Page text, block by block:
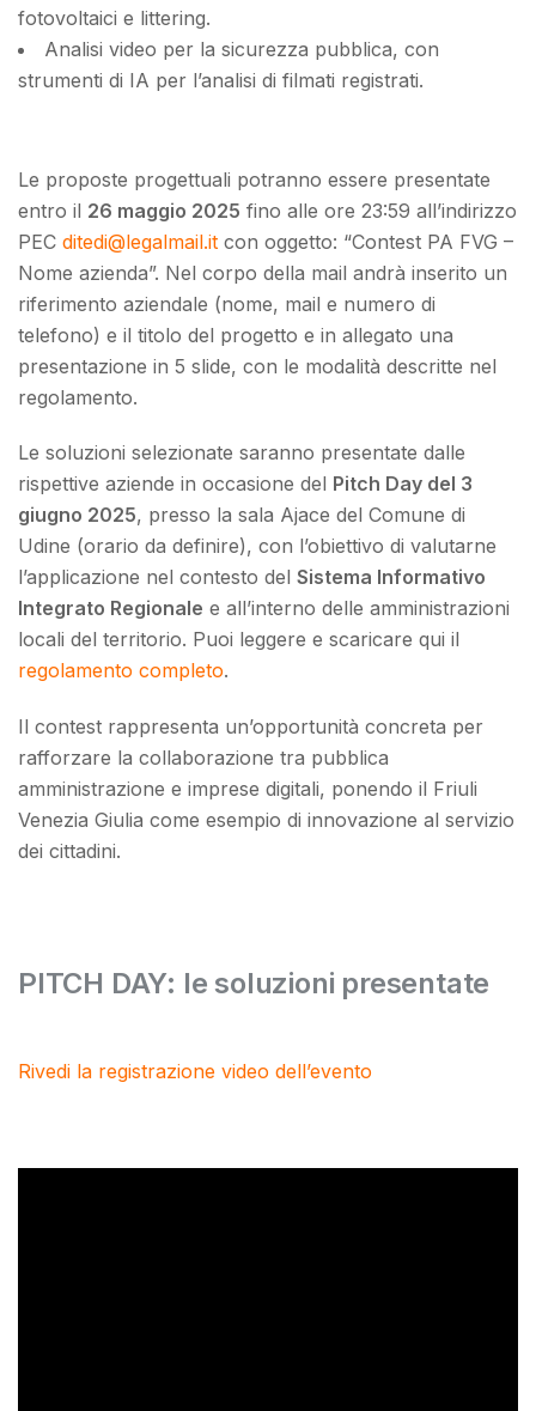
fotovoltaici e littering.
Analisi video per la sicurezza pubblica, con
strumenti di IA per l’analisi di filmati registrati.
Le proposte progettuali potranno essere presentate
entro il 26 maggio 2025 fino alle ore 23:59 all’indirizzo
PEC ditedi@legalmail.it con oggetto: “Contest PA FVG –
Nome azienda”. Nel corpo della mail andrà inserito un
riferimento aziendale (nome, mail e numero di
telefono) e il titolo del progetto e in allegato una
presentazione in 5 slide, con le modalità descritte nel
regolamento.
Le soluzioni selezionate saranno presentate dalle
rispettive aziende in occasione del Pitch Day del 3
giugno 2025, presso la sala Ajace del Comune di
Udine (orario da definire), con l’obiettivo di valutarne
l’applicazione nel contesto del Sistema Informativo
Integrato Regionale e all’interno delle amministrazioni
locali del territorio. Puoi leggere e scaricare qui il
regolamento completo.
Il contest rappresenta un’opportunità concreta per
rafforzare la collaborazione tra pubblica
amministrazione e imprese digitali, ponendo il Friuli
Venezia Giulia come esempio di innovazione al servizio
dei cittadini.
PITCH DAY: le soluzioni presentate
Rivedi la registrazione video dell’evento